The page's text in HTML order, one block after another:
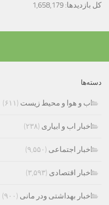
کل بازدیدها: 1,658,179
دسته‌ها
اب و هوا و محیط زیست (۶۱۱)
اخبار اب و ابیاری (۲۳۸)
اخبار اجتماعی (۹,۵۵۰)
اخبار اقتصادی (۳,۵۹۳)
اخبار بهداشتی ودر مانی (۹۰۰)